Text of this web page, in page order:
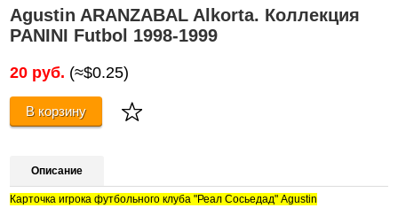
Agustin ARANZABAL Alkorta. Коллекция
PANINI Futbol 1998-1999
20 руб. (≈$0.25)
В корзину
Описание
Карточка игрока футбольного клуба "Реал Сосьедад" Agustin